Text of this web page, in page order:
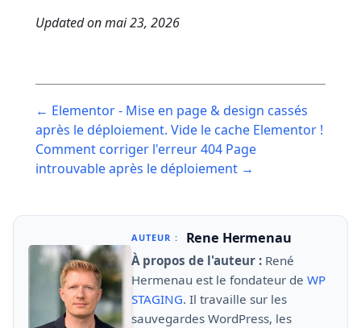
Updated onmai 23, 2026
navigation
← Elementor - Mise en page & design cassés
après le déploiement. Vide le cache Elementor !
Comment corriger l'erreur 404 Page
introuvable après le déploiement →
AUTEUR : Rene Hermenau
À propos de l'auteur : René
Hermenau est le fondateur de WP
STAGING. Il travaille sur les
sauvegardes WordPress, les